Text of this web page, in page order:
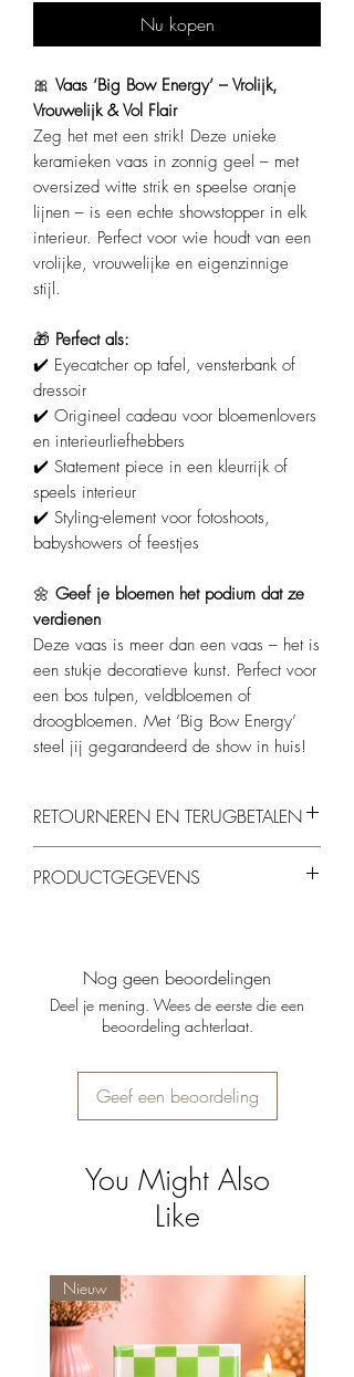
Nu kopen
🎀 Vaas ‘Big Bow Energy’ – Vrolijk,
Vrouwelijk & Vol Flair
Zeg het met een strik! Deze unieke
keramieken vaas in zonnig geel – met
oversized witte strik en speelse oranje
lijnen – is een echte showstopper in elk
interieur. Perfect voor wie houdt van een
vrolijke, vrouwelijke en eigenzinnige
stijl.
🎁 Perfect als:
✔️ Eyecatcher op tafel, vensterbank of
dressoir
✔️ Origineel cadeau voor bloemenlovers
en interieurliefhebbers
✔️ Statement piece in een kleurrijk of
speels interieur
✔️ Styling-element voor fotoshoots,
babyshowers of feestjes
🌼 Geef je bloemen het podium dat ze
verdienen
Deze vaas is meer dan een vaas – het is
een stukje decoratieve kunst. Perfect voor
een bos tulpen, veldbloemen of
droogbloemen. Met ‘Big Bow Energy’
steel jij gegarandeerd de show in huis!
RETOURNEREN EN TERUGBETALEN
retourneren, mits ze ongebruikt en in de
PRODUCTGEGEVENS
: ideaal voor (droog)bloemen of
takjes
Stabiel, stevig en makkelijk schoon te maken
Nog geen beoordelingen
Deel je mening. Wees de eerste die een
beoordeling achterlaat.
Geef een beoordeling
You Might Also
Like
Nieuw